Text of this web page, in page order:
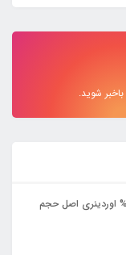
شوید.
سرم ضد جوش نیاسینامید 10%+ زینک 1% اوردینری اصل حجم